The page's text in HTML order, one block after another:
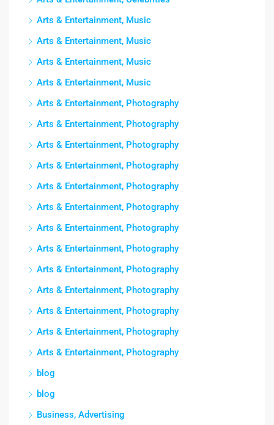
Arts & Entertainment, Music
Arts & Entertainment, Music
Arts & Entertainment, Music
Arts & Entertainment, Music
Arts & Entertainment, Photography
Arts & Entertainment, Photography
Arts & Entertainment, Photography
Arts & Entertainment, Photography
Arts & Entertainment, Photography
Arts & Entertainment, Photography
Arts & Entertainment, Photography
Arts & Entertainment, Photography
Arts & Entertainment, Photography
Arts & Entertainment, Photography
Arts & Entertainment, Photography
Arts & Entertainment, Photography
Arts & Entertainment, Photography
blog
blog
Business, Advertising